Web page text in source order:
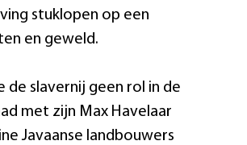
stuklopen op een
en geweld.
de slavernij geen rol in de
met zijn Max Havelaar
Javaanse landbouwers